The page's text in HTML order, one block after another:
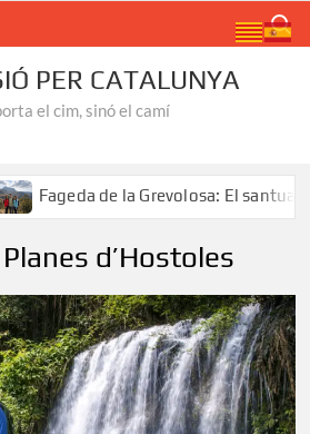
PER CATALUNYA
el cim, sinó el camí
Fageda de la Grevolosa: El santuari
d’Hostoles